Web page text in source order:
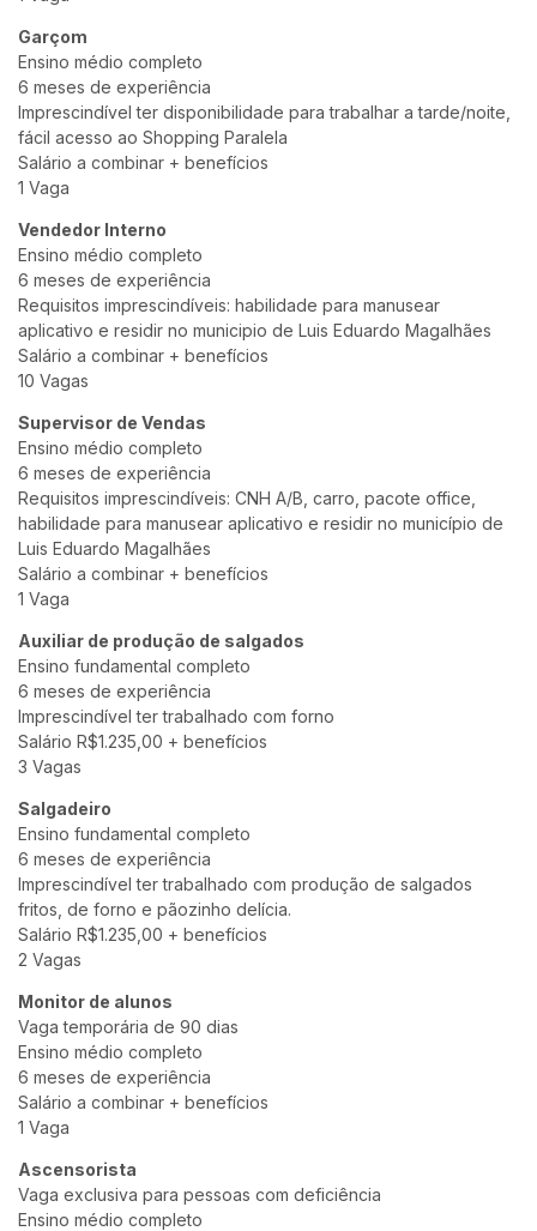
Garçom
Ensino médio completo
6 meses de experiência
Imprescindível ter disponibilidade para trabalhar a tarde/noite,
fácil acesso ao Shopping Paralela
Salário a combinar + benefícios
1 Vaga
Vendedor Interno
Ensino médio completo
6 meses de experiência
Requisitos imprescindíveis: habilidade para manusear
aplicativo e residir no municipio de Luis Eduardo Magalhães
Salário a combinar + benefícios
10 Vagas
Supervisor de Vendas
Ensino médio completo
6 meses de experiência
Requisitos imprescindíveis: CNH A/B, carro, pacote office,
habilidade para manusear aplicativo e residir no município de
Luis Eduardo Magalhães
Salário a combinar + benefícios
1 Vaga
Auxiliar de produção de salgados
Ensino fundamental completo
6 meses de experiência
Imprescindível ter trabalhado com forno
Salário R$1.235,00 + benefícios
3 Vagas
Salgadeiro
Ensino fundamental completo
6 meses de experiência
Imprescindível ter trabalhado com produção de salgados
fritos, de forno e pãozinho delícia.
Salário R$1.235,00 + benefícios
2 Vagas
Monitor de alunos
Vaga temporária de 90 dias
Ensino médio completo
6 meses de experiência
Salário a combinar + benefícios
1 Vaga
Ascensorista
Vaga exclusiva para pessoas com deficiência
Ensino médio completo